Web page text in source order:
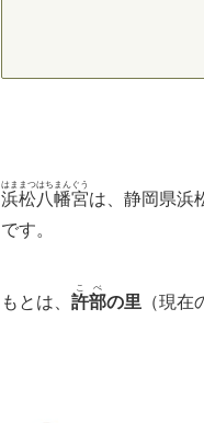
浜松八幡宮
はままつはちまんぐう
は、静岡県浜
です。
もとは、 許部
こべ
の里 （現